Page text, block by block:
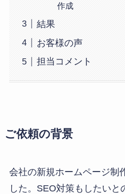
作成
結果
お客様の声
担当コメント
ご依頼の背景
会社の新規ホームページ制
した。SEO対策もしたいと